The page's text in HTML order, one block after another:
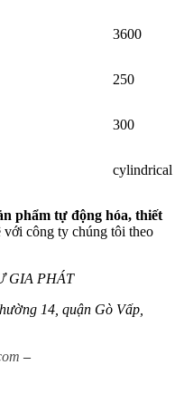
3600
250
300
cylindrical
phẩm tự động hóa, thiết
công ty chúng tôi theo
GIA PHÁT
14, quận Gò Vấp,
–